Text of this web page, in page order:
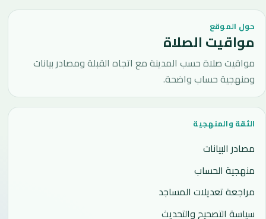
حول الموقع
مواقيت الصلاة
مواقيت صلاة حسب المدينة مع اتجاه القبلة ومصادر بيانات
ومنهجية حساب واضحة.
الثقة والمنهجية
مصادر البيانات
منهجية الحساب
مراجعة تعديلات المساجد
سياسة التصحيح والتحديث